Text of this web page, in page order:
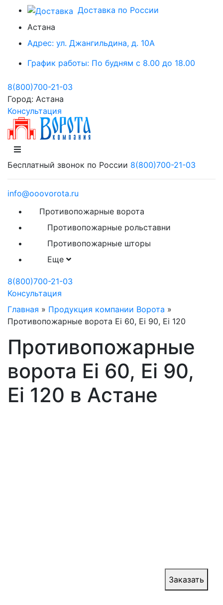
Доставка по России
Астана
Адрес: ул. Джангильдина, д. 10А
График работы: По будням с 8.00 до 18.00
8(800)700-21-03
Город: Астана
Консультация
Бесплатный звонок по России 8(800)700-21-03
info@ooovorota.ru
Противопожарные ворота
Противопожарные рольставни
Противопожарные шторы
Еще
8(800)700-21-03
Консультация
Главная » Продукция компании Ворота »
Противопожарные ворота Ei 60, Ei 90, Ei 120
Противопожарные
ворота Ei 60, Ei 90,
Ei 120 в Астане
Заказать